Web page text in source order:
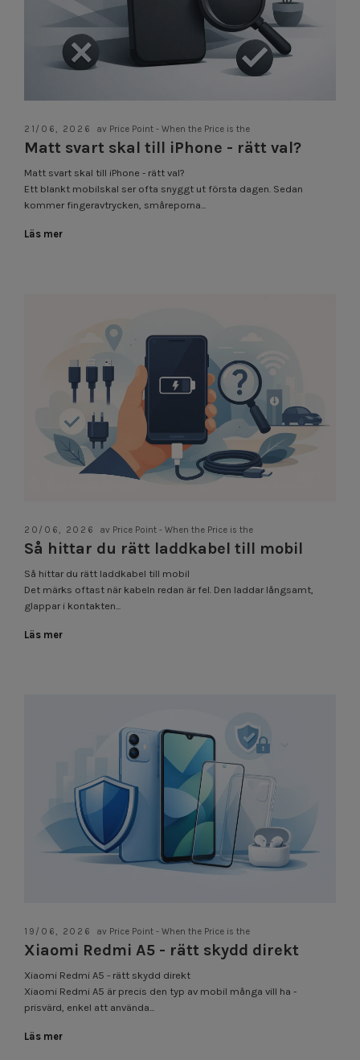
21/06, 2026 av Price Point - When the Price is the
Matt svart skal till iPhone - rätt val?
Matt svart skal till iPhone - rätt val?
Ett blankt mobilskal ser ofta snyggt ut första dagen. Sedan
kommer fingeravtrycken, småreporna...
Läs mer
20/06, 2026 av Price Point - When the Price is the
Så hittar du rätt laddkabel till mobil
Så hittar du rätt laddkabel till mobil
Det märks oftast när kabeln redan är fel. Den laddar långsamt,
glappar i kontakten...
Läs mer
19/06, 2026 av Price Point - When the Price is the
Xiaomi Redmi A5 - rätt skydd direkt
Xiaomi Redmi A5 - rätt skydd direkt
Xiaomi Redmi A5 är precis den typ av mobil många vill ha -
prisvärd, enkel att använda...
Läs mer